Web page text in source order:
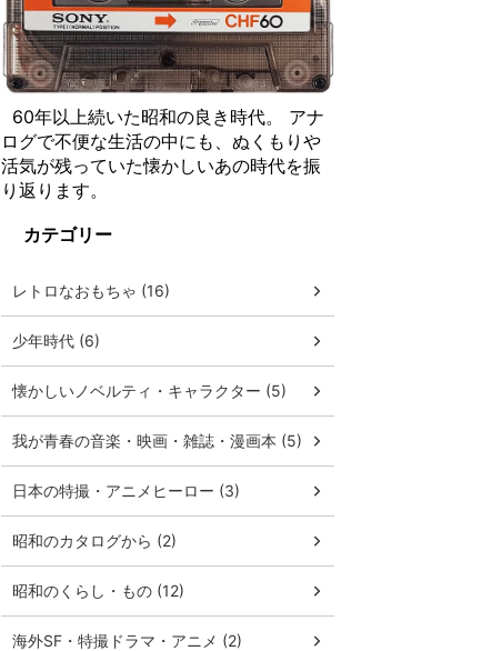
60年以上続いた昭和の良き時代。 アナ
ログで不便な生活の中にも、ぬくもりや
活気が残っていた懐かしいあの時代を振
り返ります。
カテゴリー
レトロなおもちゃ (16)
少年時代 (6)
懐かしいノベルティ・キャラクター (5)
我が青春の音楽・映画・雑誌・漫画本 (5)
日本の特撮・アニメヒーロー (3)
昭和のカタログから (2)
昭和のくらし・もの (12)
海外SF・特撮ドラマ・アニメ (2)